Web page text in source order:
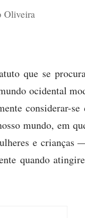
Oliveira
que se
ocidental
considerar-se
mundo, em
e crianças
quando